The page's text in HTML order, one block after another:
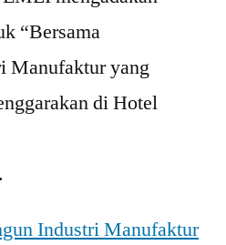
“Bersama
Manufaktur yang
di Hotel
Industri Manufaktur